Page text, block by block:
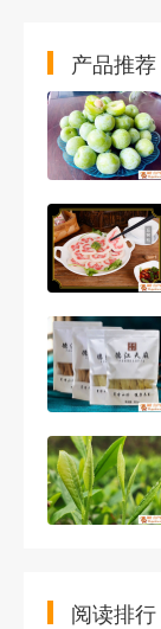
产品推荐
阅读排行